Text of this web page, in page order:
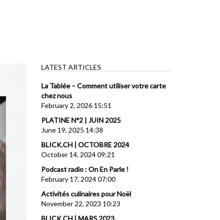
LATEST ARTICLES
La Tablée – Comment utiliser votre carte
chez nous
February 2, 2026 15:51
PLATINE N°2 | JUIN 2025
June 19, 2025 14:38
BLICK.CH | OCTOBRE 2024
October 14, 2024 09:21
Podcast radio : On En Parle !
February 17, 2024 07:00
Activités culinaires pour Noël
November 22, 2023 10:23
BLICK.CH | MARS 2023